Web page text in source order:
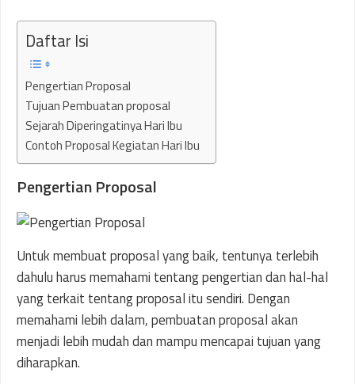
Daftar Isi
Pengertian Proposal
Tujuan Pembuatan proposal
Sejarah Diperingatinya Hari Ibu
Contoh Proposal Kegiatan Hari Ibu
Pengertian Proposal
Untuk membuat proposal yang baik, tentunya terlebih
dahulu harus memahami tentang pengertian dan hal-hal
yang terkait tentang proposal itu sendiri. Dengan
memahami lebih dalam, pembuatan proposal akan
menjadi lebih mudah dan mampu mencapai tujuan yang
diharapkan.